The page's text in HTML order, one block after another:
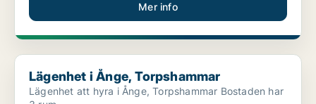
Mer info
Lägenhet i Ånge, Torpshammar
Lägenhet i Ånge, Torpshammar
Lägenhet att hyra i Ånge, Torpshammar Bostaden har